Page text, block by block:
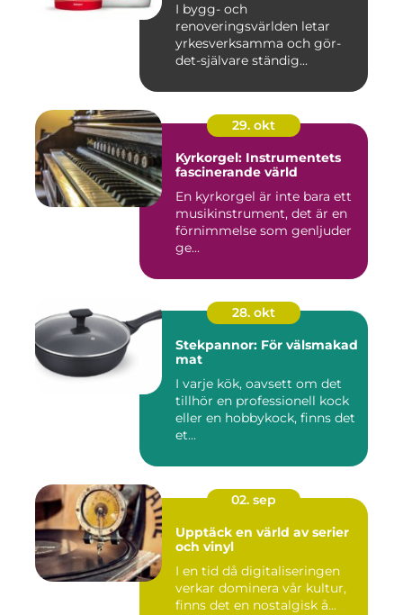
I bygg- och
renoveringsvärlden letar
yrkesverksamma och gör-
det-självare ständig...
29. okt
Kyrkorgel: Instrumentets
fascinerande värld
En kyrkorgel är inte bara ett
musikinstrument, det är en
förnimmelse som genljuder
ge...
28. okt
Stekpannor: För välsmakad
mat
I varje kök, oavsett om det
tillhör en professionell kock
eller en hobbykock, finns det
et...
02. sep
Upptäck en värld av serier
och vinyl
I en tid då digitaliseringen
verkar dominera vår kultur,
finns det en nostalgisk å...